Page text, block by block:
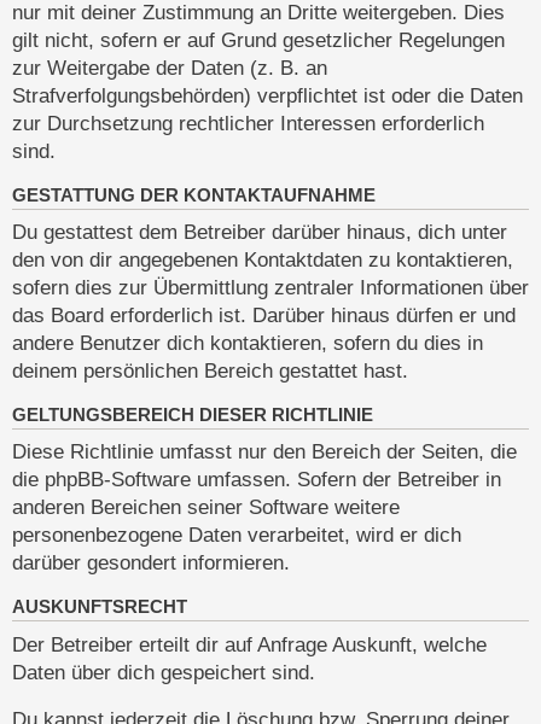
nur mit deiner Zustimmung an Dritte weitergeben. Dies
gilt nicht, sofern er auf Grund gesetzlicher Regelungen
zur Weitergabe der Daten (z. B. an
Strafverfolgungsbehörden) verpflichtet ist oder die Daten
zur Durchsetzung rechtlicher Interessen erforderlich
sind.
GESTATTUNG DER KONTAKTAUFNAHME
Du gestattest dem Betreiber darüber hinaus, dich unter
den von dir angegebenen Kontaktdaten zu kontaktieren,
sofern dies zur Übermittlung zentraler Informationen über
das Board erforderlich ist. Darüber hinaus dürfen er und
andere Benutzer dich kontaktieren, sofern du dies in
deinem persönlichen Bereich gestattet hast.
GELTUNGSBEREICH DIESER RICHTLINIE
Diese Richtlinie umfasst nur den Bereich der Seiten, die
die phpBB-Software umfassen. Sofern der Betreiber in
anderen Bereichen seiner Software weitere
personenbezogene Daten verarbeitet, wird er dich
darüber gesondert informieren.
AUSKUNFTSRECHT
Der Betreiber erteilt dir auf Anfrage Auskunft, welche
Daten über dich gespeichert sind.